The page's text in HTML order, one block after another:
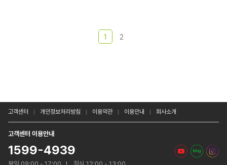
1 2
고객센터 개인정보처리방침 이용약관 이용안내 회사소개
고객센터 이용안내
1599-4939